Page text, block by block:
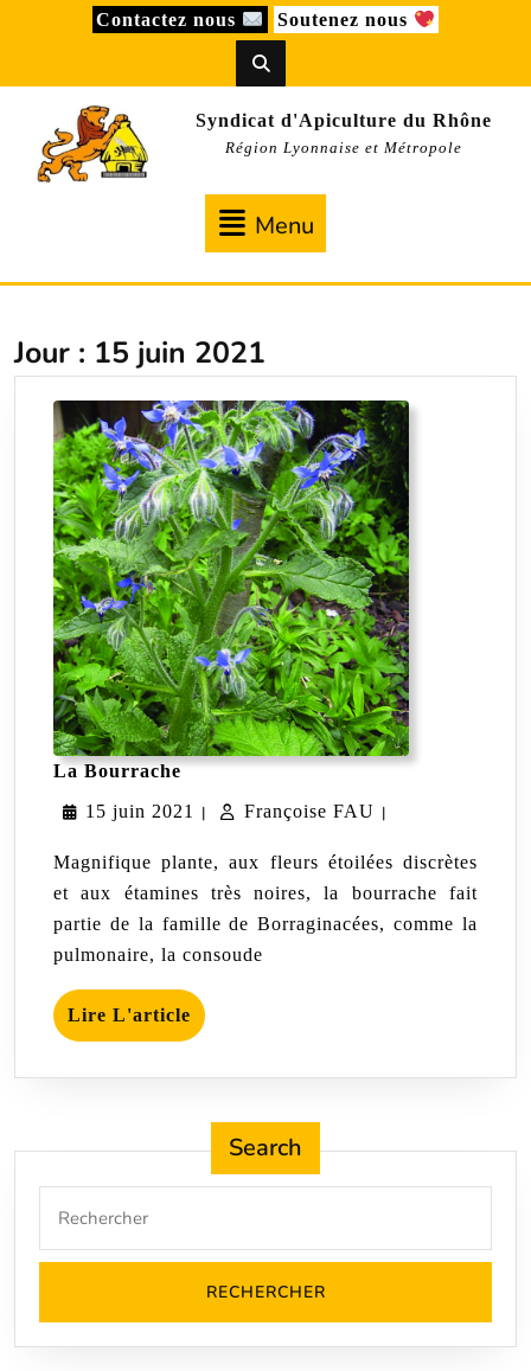
Contactez nous Soutenez nous
Syndicat d'Apiculture du Rhône
Région Lyonnaise et Métropole
Menu
Jour : 15 juin 2021
La BourracheLa
15 juin 2021
15
2021
| Françoise FAU Françoise
|
Magnifique plante, aux fleurs étoilées discrètes
et aux étamines très noires, la bourrache fait
partie de la famille de Borraginacées, comme la
pulmonaire, la consoude
Lire L'article Lire
L'article
Search
for: